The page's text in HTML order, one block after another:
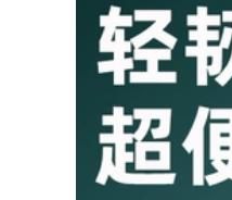
câu tay shimano
Cần câu tay cần câu
đoạn ngắn siêu nhẹ
và siêu cứng cho
người mới tập cần
câu Bộ dụng cụ câu
cá kết hợp Bộ dụng